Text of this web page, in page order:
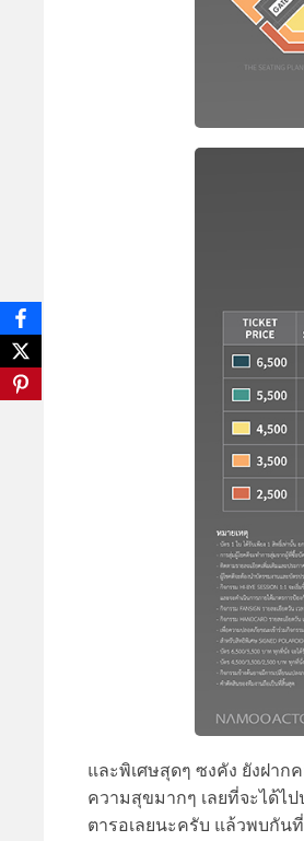
และพิเศษสุดๆ ซงคัง ยังฝา
ความสุขมากๆ เลยที่จะได้ไ
ตารอเลยนะครับ แล้วพบกันที่